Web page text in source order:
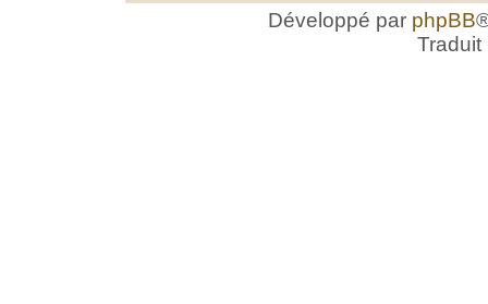
Développé par phpBB